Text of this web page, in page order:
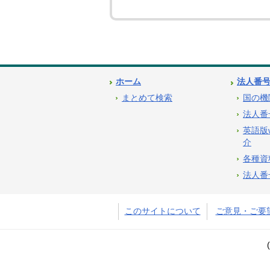
ホーム
まとめて検索
法人番
国の
法人
英語
介
各種
法人
このサイトについて ご意見・ご要